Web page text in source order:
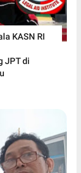
KASN RI
JPT di